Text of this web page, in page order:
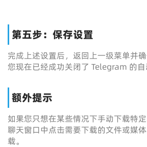
第五步：保存设置
完成上述设置后，返回上一级菜单并确
您现在已经成功关闭了 Telegram 的自
额外提示
如果您只想在某些情况下手动下载特
聊天窗口中点击需要下载的文件或媒
载。